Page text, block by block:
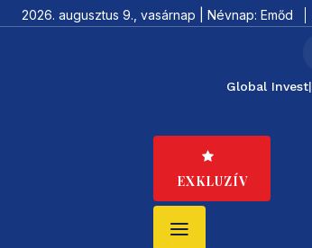
2026. augusztus 9., vasárnap | Névnap: Emőd
Global Invest|
EXKLUZÍV